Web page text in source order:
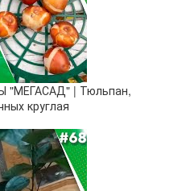
| Тюльпан,
круглая